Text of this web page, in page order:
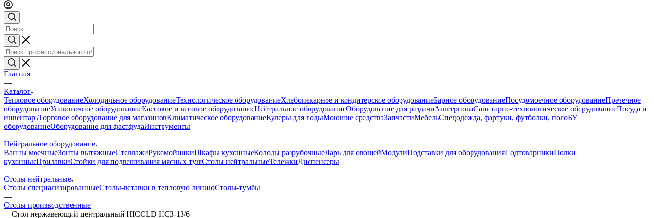
Главная
—
Каталог
Тепловое оборудованиеХолодильное оборудованиеТехнологическое оборудованиеХлебопекарное и кондитерское оборудованиеБарное оборудованиеПосудомоечное оборудованиеПрачечное
оборудованиеУпаковочное оборудованиеКассовое и весовое оборудованиеНейтральное оборудованиеОборудование для раздачиАльтерноваСанитарно-технологическое оборудованиеПосуда и
инвентарьТорговое оборудование для магазиновКлиматическое оборудованиеКулеры для водыМоющие средстваЗапчастиМебельСпецодежда, фартуки, футболки, полоБУ
оборудованиеОборудование для фастфудаИнструменты
—
Нейтральное оборудование
Ванны моечныеЗонты вытяжныеСтеллажиРукомойникиШкафы кухонныеКолоды разрубочныеЛарь для овощейМодулиПодставки для оборудованияПодтоварникиПолки
кухонныеПрилавкиСтойки для подвешивания мясных тушСтолы нейтральныеТележкиДиспенсеры
—
Столы нейтральные
Столы специализированныеСтолы-вставки в тепловую линиюСтолы-тумбы
—
Столы производственные
—Стол нержавеющий центральный HICOLD НСЗ-13/6